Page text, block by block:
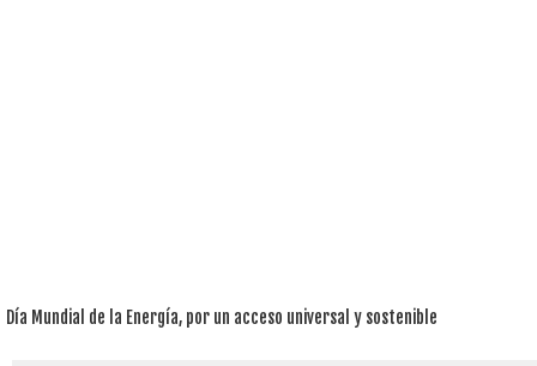
Día Mundial de la Energía, por un acceso universal y sostenible